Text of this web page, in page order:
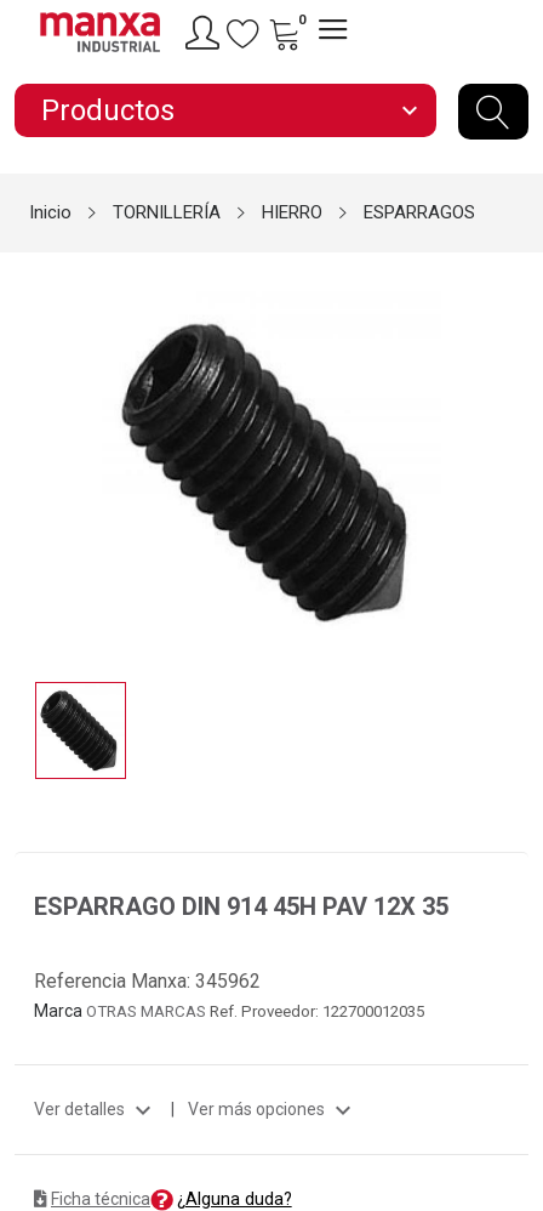
0
Productos expand_more
Inicio TORNILLERÍA HIERRO ESPARRAGOS
ESPARRAGO DIN 914 45H PAV 12X 35
Referencia Manxa: 345962
Marca OTRAS MARCAS Ref. Proveedor: 122700012035
Ver detalles expand_more | Ver más opciones expand_more
Ficha técnica ¿Alguna duda?